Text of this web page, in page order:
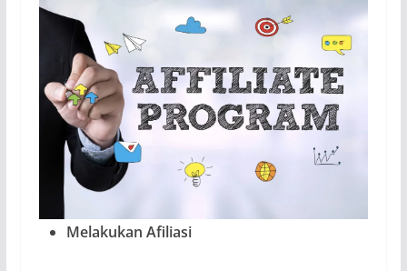
Melakukan Afiliasi